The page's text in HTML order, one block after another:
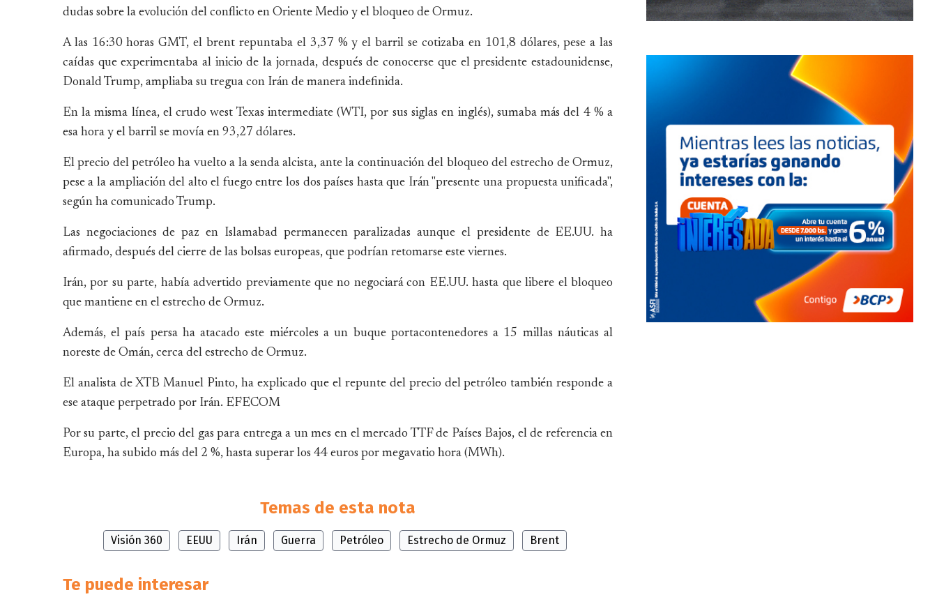
dudas sobre la evolución del conflicto en Oriente Medio y el bloqueo de Ormuz.
A las 16:30 horas GMT, el brent repuntaba el 3,37 % y el barril se cotizaba en 101,8 dólares, pese a las
caídas que experimentaba al inicio de la jornada, después de conocerse que el presidente estadounidense,
Donald Trump, ampliaba su tregua con Irán de manera indefinida.
En la misma línea, el crudo west Texas intermediate (WTI, por sus siglas en inglés), sumaba más del 4 % a
esa hora y el barril se movía en 93,27 dólares.
El precio del petróleo ha vuelto a la senda alcista, ante la continuación del bloqueo del estrecho de Ormuz,
pese a la ampliación del alto el fuego entre los dos países hasta que Irán "presente una propuesta unificada",
según ha comunicado Trump.
Las negociaciones de paz en Islamabad permanecen paralizadas aunque el presidente de EE.UU. ha
afirmado, después del cierre de las bolsas europeas, que podrían retomarse este viernes.
Irán, por su parte, había advertido previamente que no negociará con EE.UU. hasta que libere el bloqueo
que mantiene en el estrecho de Ormuz.
Además, el país persa ha atacado este miércoles a un buque portacontenedores a 15 millas náuticas al
noreste de Omán, cerca del estrecho de Ormuz.
El analista de XTB Manuel Pinto, ha explicado que el repunte del precio del petróleo también responde a
ese ataque perpetrado por Irán. EFECOM
Por su parte, el precio del gas para entrega a un mes en el mercado TTF de Países Bajos, el de referencia en
Europa, ha subido más del 2 %, hasta superar los 44 euros por megavatio hora (MWh).
Temas de esta nota
Visión 360 EEUU Irán Guerra Petróleo Estrecho de Ormuz Brent
Te puede interesar